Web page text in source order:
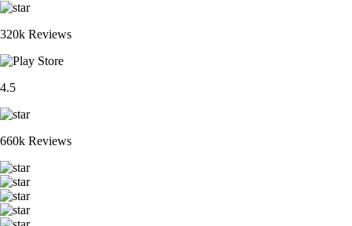
320k Reviews
4.5
660k Reviews